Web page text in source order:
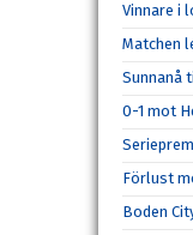
Vinnare i
Matchen
Sunnanå
0-1 mot
Förlust
Boden